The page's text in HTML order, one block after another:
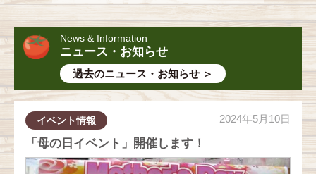
News & Information
ニュース・お知らせ
過去のニュース・お知らせ ＞
イベント情報 2024年5月10日
「母の日イベント」開催します！